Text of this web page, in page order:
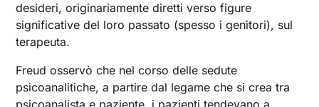
desideri, originariamente diretti verso figure
significative del loro passato (spesso i genitori), sul
terapeuta.
Freud osservò che nel corso delle sedute
psicoanalitiche, a partire dal legame che si crea tra